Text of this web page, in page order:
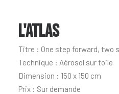
L'ATLAS
Titre : One step forward, two
Technique : Aérosol sur toile
Dimension : 150 x 150 cm
Prix : Sur demande